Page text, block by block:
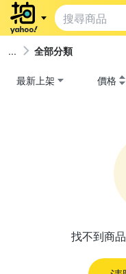
全部分類
最新上架 價格
找不到商